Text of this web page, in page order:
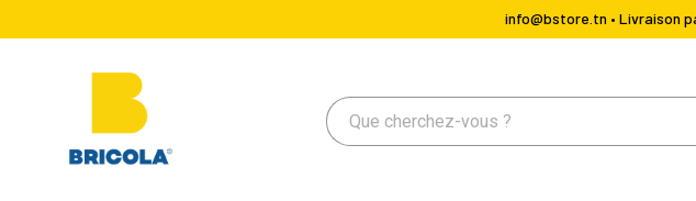
info@bstore.tn • Livraison